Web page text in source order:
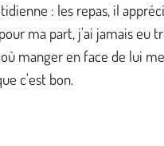
: les repas, il
ma part, j'ai jamais eu
manger en face de lui
c'est bon.